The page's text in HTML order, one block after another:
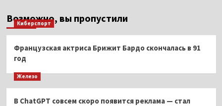
Возможно, вы пропустили
Киберспорт
Французская актриса Брижит Бардо скончалась в 91
год
Железо
В ChatGPT совсем скоро появится реклама — стал